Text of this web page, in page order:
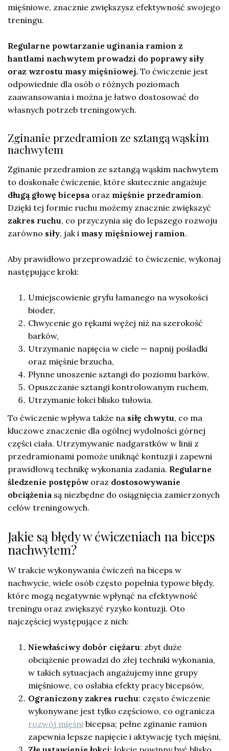
mięśniowe, znacznie zwiększysz efektywność swojego
treningu.
Regularne powtarzanie uginania ramion z
hantlami nachwytem prowadzi do poprawy siły
oraz wzrostu masy mięśniowej. To ćwiczenie jest
odpowiednie dla osób o różnych poziomach
zaawansowania i można je łatwo dostosować do
własnych potrzeb treningowych.
Zginanie przedramion ze sztangą wąskim
nachwytem
Zginanie przedramion ze sztangą wąskim nachwytem
to doskonałe ćwiczenie, które skutecznie angażuje
długą głowę bicepsa oraz mięśnie przedramion.
Dzięki tej formie ruchu możemy znacznie zwiększyć
zakres ruchu, co przyczynia się do lepszego rozwoju
zarówno siły, jak i masy mięśniowej ramion.
Aby prawidłowo przeprowadzić to ćwiczenie, wykonaj
następujące kroki:
Umiejscowienie gryfu łamanego na wysokości
bioder,
Chwycenie go rękami wężej niż na szerokość
barków,
Utrzymanie napięcia w ciele — napnij pośladki
oraz mięśnie brzucha,
Płynne unoszenie sztangi do poziomu barków,
Opuszczanie sztangi kontrolowanym ruchem,
Utrzymanie łokci blisko tułowia.
To ćwiczenie wpływa także na siłę chwytu, co ma
kluczowe znaczenie dla ogólnej wydolności górnej
części ciała. Utrzymywanie nadgarstków w linii z
przedramionami pomoże uniknąć kontuzji i zapewni
prawidłową technikę wykonania zadania. Regularne
śledzenie postępów oraz dostosowywanie
obciążenia są niezbędne do osiągnięcia zamierzonych
celów treningowych.
Jakie są błędy w ćwiczeniach na biceps
nachwytem?
W trakcie wykonywania ćwiczeń na biceps w
nachwycie, wiele osób często popełnia typowe błędy,
które mogą negatywnie wpłynąć na efektywność
treningu oraz zwiększyć ryzyko kontuzji. Oto
najczęściej występujące z nich:
Niewłaściwy dobór ciężaru: zbyt duże
obciążenie prowadzi do złej techniki wykonania,
w takich sytuacjach angażujemy inne grupy
mięśniowe, co osłabia efekty pracy bicepsów,
Ograniczony zakres ruchu: często ćwiczenie
wykonywane jest tylko częściowo, co ogranicza
rozwój mięśni bicepsa; pełne zginanie ramion
zapewnia lepsze napięcie i aktywację tych mięśni,